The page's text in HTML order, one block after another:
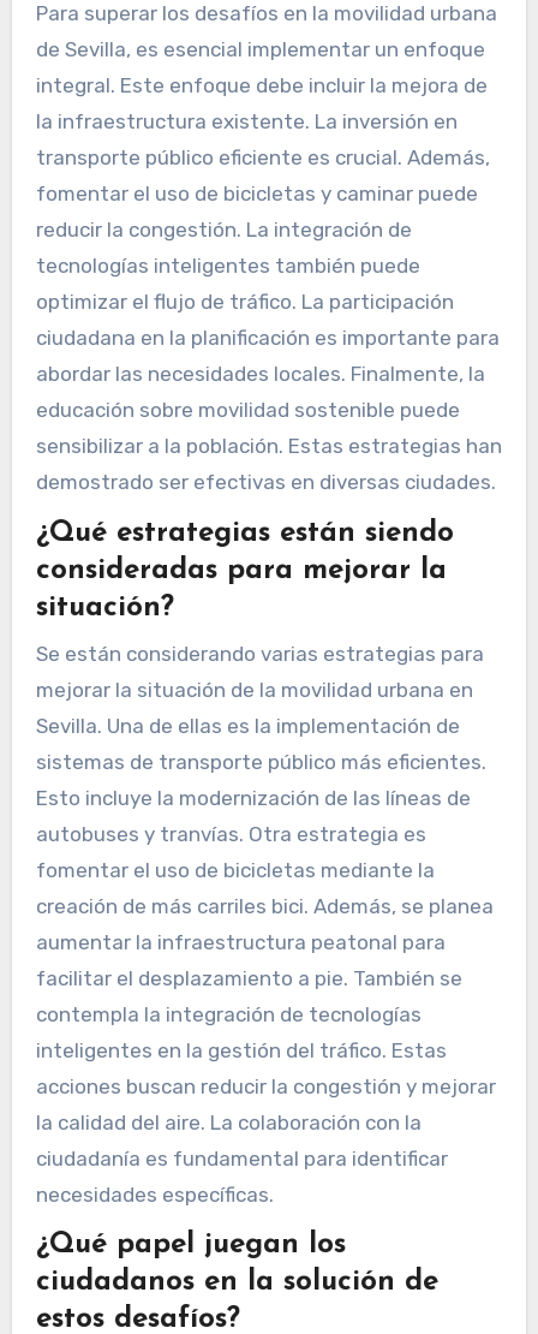
Para superar los desafíos en la movilidad urbana
de Sevilla, es esencial implementar un enfoque
integral. Este enfoque debe incluir la mejora de
la infraestructura existente. La inversión en
transporte público eficiente es crucial. Además,
fomentar el uso de bicicletas y caminar puede
reducir la congestión. La integración de
tecnologías inteligentes también puede
optimizar el flujo de tráfico. La participación
ciudadana en la planificación es importante para
abordar las necesidades locales. Finalmente, la
educación sobre movilidad sostenible puede
sensibilizar a la población. Estas estrategias han
demostrado ser efectivas en diversas ciudades.
¿Qué estrategias están siendo
consideradas para mejorar la
situación?
Se están considerando varias estrategias para
mejorar la situación de la movilidad urbana en
Sevilla. Una de ellas es la implementación de
sistemas de transporte público más eficientes.
Esto incluye la modernización de las líneas de
autobuses y tranvías. Otra estrategia es
fomentar el uso de bicicletas mediante la
creación de más carriles bici. Además, se planea
aumentar la infraestructura peatonal para
facilitar el desplazamiento a pie. También se
contempla la integración de tecnologías
inteligentes en la gestión del tráfico. Estas
acciones buscan reducir la congestión y mejorar
la calidad del aire. La colaboración con la
ciudadanía es fundamental para identificar
necesidades específicas.
¿Qué papel juegan los
ciudadanos en la solución de
estos desafíos?